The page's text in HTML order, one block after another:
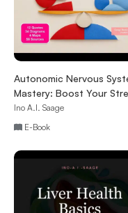
Autonomic Nervous
Mastery: Boost Your
Resilience
Ino A.I. Saage
E-Book